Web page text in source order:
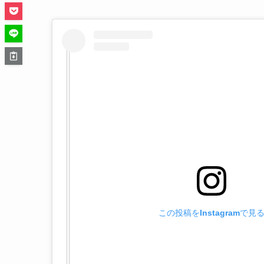
この投稿をInstagramで見る